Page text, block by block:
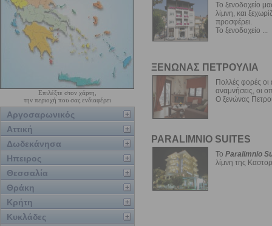
Επιλέξτε στον χάρτη,
την περιοχή που σας ενδιαφέρει
Αργοσαρωνικός
Αττική
Δωδεκάνησα
Ηπειρος
Θεσσαλία
Θράκη
Κρήτη
Κυκλάδες
Το ξενοδοχείο
λίμνη, και
προσφέρει.
Το ξενοδοχείο ...
ΞΕΝΩΝΑΣ ΠΕΤΡΟΥΛΙΑ
Πολλές φορές οι
αναμνήσεις, οι
Ο ξενώνας
PARALIMNIO SUITES
Το Paralimnio
λίμνη της